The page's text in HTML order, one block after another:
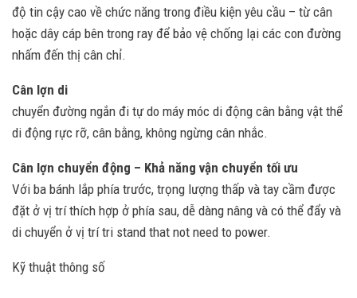
độ tin cậy cao về chức năng trong điều kiện yêu cầu – từ cân
hoặc dây cáp bên trong ray để bảo vệ chống lại các con đường
nhấm đến thị cân chỉ.
Cân lợn di
chuyển đường ngắn đi tự do máy móc di động cân bằng vật thể
di động rực rỡ, cân bằng, không ngừng cân nhắc.
Cân lợn chuyển động – Khả năng vận chuyển tối ưu
Với ba bánh lắp phía trước, trọng lượng thấp và tay cầm được
đặt ở vị trí thích hợp ở phía sau, dễ dàng nâng và có thể đẩy và
di chuyển ở vị trí tri stand that not need to power.
Kỹ thuật thông số